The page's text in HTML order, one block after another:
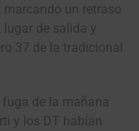
un retraso
de salida y
37 de la tradicional
de la mañana
y los DT habían